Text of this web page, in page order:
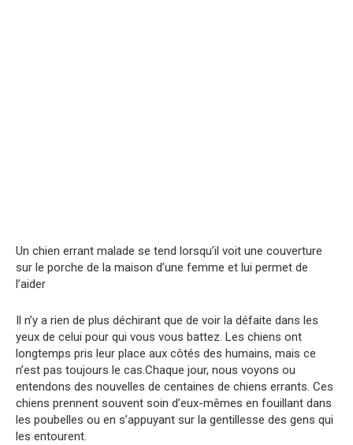
Un chien errant malade se tend lorsqu’il voit une couverture
sur le porche de la maison d’une femme et lui permet de
l’aider
Il n’y a rien de plus déchirant que de voir la défaite dans les
yeux de celui pour qui vous vous battez. Les chiens ont
longtemps pris leur place aux côtés des humains, mais ce
n’est pas toujours le cas.Chaque jour, nous voyons ou
entendons des nouvelles de centaines de chiens errants. Ces
chiens prennent souvent soin d’eux-mêmes en fouillant dans
les poubelles ou en s’appuyant sur la gentillesse des gens qui
les entourent.